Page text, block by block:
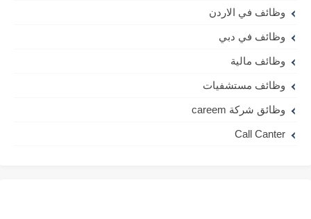
وظائف في الاردن
وظائف في دبي
وظائف مالية
وظائف مستشفيات
وظائق شركة careem
Call Canter